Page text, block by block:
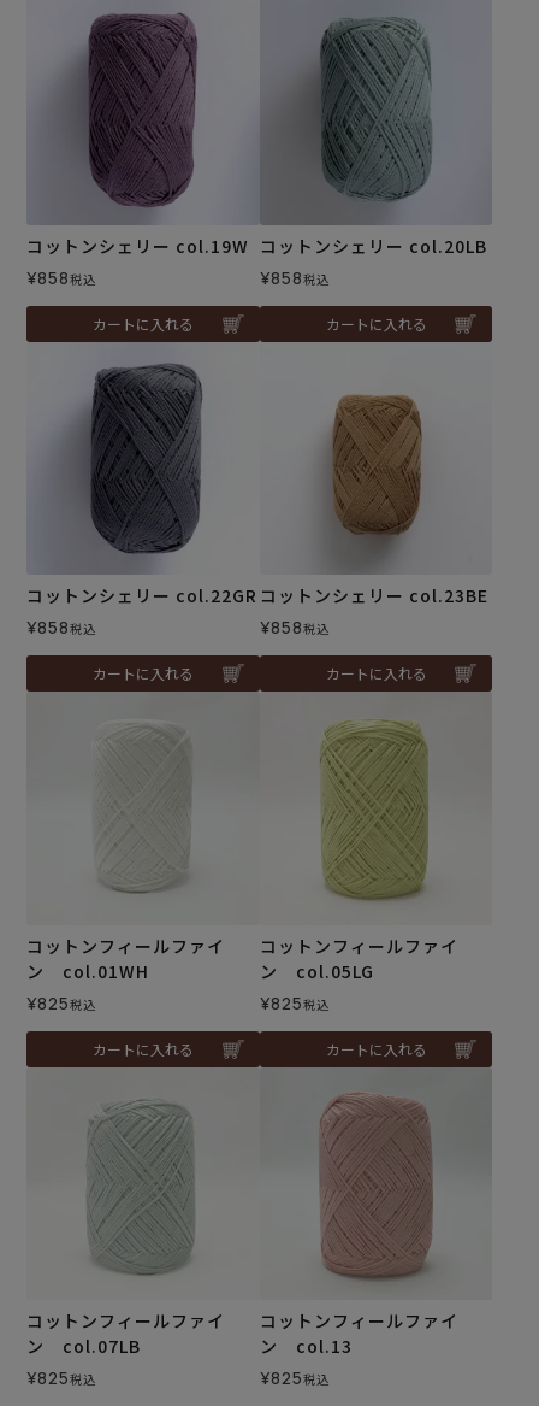
コットンシェリー col.19W
¥858税込
カートに入れる
コットンシェリー col.20LB
¥858税込
カートに入れる
コットンシェリー col.22GR
¥858税込
カートに入れる
コットンシェリー col.23BE
¥858税込
カートに入れる
コットンフィールファイ
ン col.01WH
¥825税込
カートに入れる
コットンフィールファイ
ン col.05LG
¥825税込
カートに入れる
コットンフィールファイ
ン col.07LB
¥825税込
コットンフィールファイ
ン col.13
¥825税込